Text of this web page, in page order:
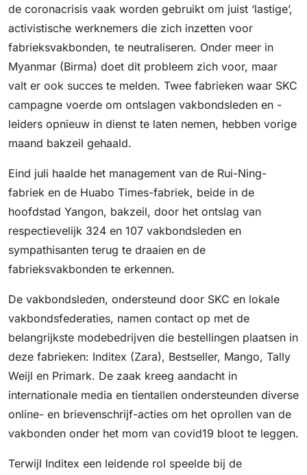
de coronacrisis vaak worden gebruikt om juist ‘lastige’,
activistische werknemers die zich inzetten voor
fabrieksvakbonden, te neutraliseren. Onder meer in
Myanmar (Birma) doet dit probleem zich voor, maar
valt er ook succes te melden. Twee fabrieken waar SKC
campagne voerde om ontslagen vakbondsleden en -
leiders opnieuw in dienst te laten nemen, hebben vorige
maand bakzeil gehaald.
Eind juli haalde het management van de Rui-Ning-
fabriek en de Huabo Times-fabriek, beide in de
hoofdstad Yangon, bakzeil, door het ontslag van
respectievelijk 324 en 107 vakbondsleden en
sympathisanten terug te draaien en de
fabrieksvakbonden te erkennen.
De vakbondsleden, ondersteund door SKC en lokale
vakbondsfederaties, namen contact op met de
belangrijkste modebedrijven die bestellingen plaatsen in
deze fabrieken: Inditex (Zara), Bestseller, Mango, Tally
Weijl en Primark. De zaak kreeg aandacht in
internationale media en tientallen ondersteunden diverse
online- en brievenschrijf-acties om het oprollen van de
vakbonden onder het mom van covid19 bloot te leggen.
Terwijl Inditex een leidende rol speelde bij de